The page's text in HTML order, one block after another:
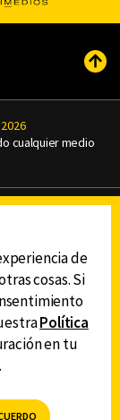
cualquier medio
de
cosas. Si
Política
en tu